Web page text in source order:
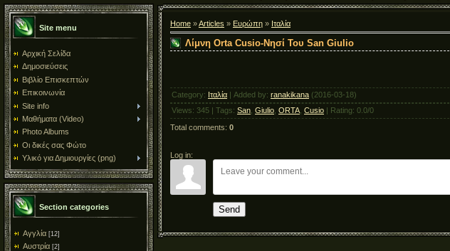
Site menu
Αρχική Σελίδα
Δημοσιεύσεις
Βιβλίο Επισκεπτών
Επικοινωνία
Site info
Μαθήματα (Video)
Photo Albums
Οι δικές σας Φώτο
Υλικό για Δημιουργίες (png)
Section categories
Αγγλία [12]
Αυστρία [2]
Home »Articles » Ευρώπη » Ιταλία
Λίμνη Orta Cusio-Νησί Του San Giulio
Category: Ιταλία | Added by: ranakikana (2016-03-18)
Views: 345 | Tags: San Giulio ORTA Cusio | Rating: 0.0/0
Total comments: 0
Log in:
Send